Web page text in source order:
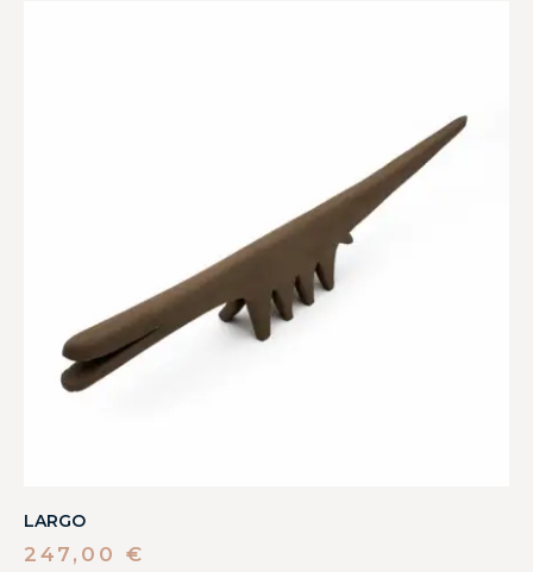
LARGO
247,00 €